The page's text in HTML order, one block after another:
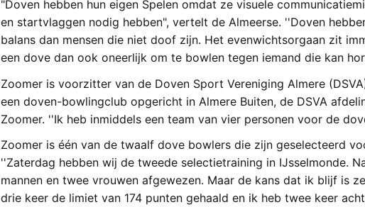
"Doven hebben hun eigen Spelen omdat ze visuele
en startvlaggen nodig hebben", vertelt de Almeerse. ''Doven
balans dan mensen die niet doof zijn. Het evenwichtsorgaan zit
een dove dan ook oneerlijk om te bowlen tegen iemand die kan
Zoomer is voorzitter van de Doven Sport Vereniging Almere
een doven-bowlingclub opgericht in Almere Buiten, de DSVA
Zoomer. ''Ik heb inmiddels een team van vier personen voor de
Zoomer is één van de twaalf dove bowlers die zijn geselecteerd
''Zaterdag hebben wij de tweede selectietraining in IJsselmonde.
mannen en twee vrouwen afgewezen. Maar de kans dat ik blijf is
drie keer de limiet van 174 punten gehaald en ik heb twee keer